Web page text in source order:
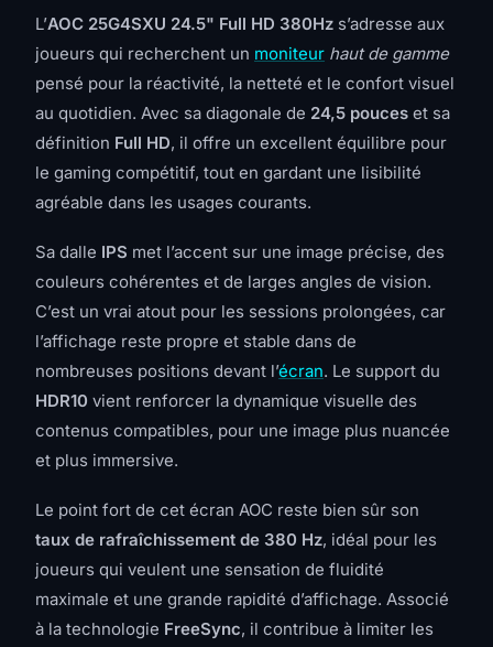
L’AOC 25G4SXU 24.5" Full HD 380Hz s’adresse aux
joueurs qui recherchent un moniteur haut de gamme
pensé pour la réactivité, la netteté et le confort visuel
au quotidien. Avec sa diagonale de 24,5 pouces et sa
définition Full HD, il offre un excellent équilibre pour
le gaming compétitif, tout en gardant une lisibilité
agréable dans les usages courants.
Sa dalle IPS met l’accent sur une image précise, des
couleurs cohérentes et de larges angles de vision.
C’est un vrai atout pour les sessions prolongées, car
l’affichage reste propre et stable dans de
nombreuses positions devant l’écran. Le support du
HDR10 vient renforcer la dynamique visuelle des
contenus compatibles, pour une image plus nuancée
et plus immersive.
Le point fort de cet écran AOC reste bien sûr son
taux de rafraîchissement de 380 Hz, idéal pour les
joueurs qui veulent une sensation de fluidité
maximale et une grande rapidité d’affichage. Associé
à la technologie FreeSync, il contribue à limiter les